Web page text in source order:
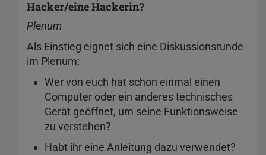
Hacker/eine Hackerin?
Plenum
Als Einstieg eignet sich eine Diskussionsrunde
im Plenum:
Wer von euch hat schon einmal einen
Computer oder ein anderes technisches
Gerät geöffnet, um seine Funktionsweise
zu verstehen?
Habt ihr eine Anleitung dazu verwendet?